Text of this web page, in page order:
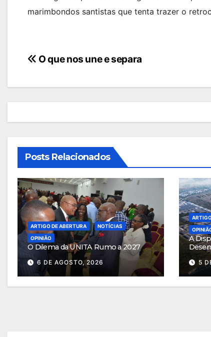
marimbondos santistas que tenta trazer o
Navegação
O que nos une e separa
Posts Relacionados
ARTIGO DE ABERTURA
NOTÍCIAS
OPINIÃO
O Dilema da UNITA Rumo a 2027
6 DE AGOSTO, 2026
A
5